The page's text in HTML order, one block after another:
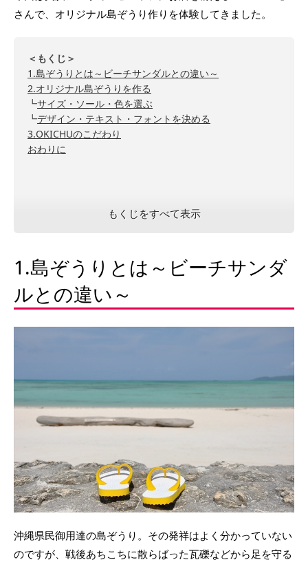
さんで、オリジナル島ぞうり作りを体験してきました。
＜もくじ＞
1.島ぞうりとは～ビーチサンダルとの違い～
2.オリジナル島ぞうりを作る
┗サイズ・ソール・色を選ぶ
┗デザイン・テキスト・フォントを決める
3.OKICHUのこだわり
おわりに
もくじをすべて表示
1.島ぞうりとは～ビーチサンダ
ルとの違い～
沖縄県民御用達の島ぞうり。その発祥はよく分かっていない
のですが、戦後あちこちに散らばった瓦礫などから足を守る